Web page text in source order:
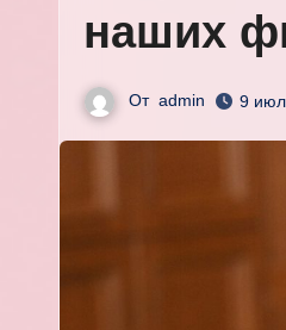
наших
От admin 9